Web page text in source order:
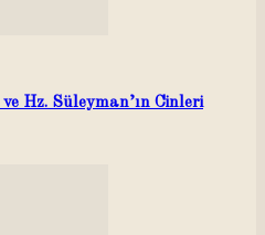
Hz. Süleyman’ın Cinleri